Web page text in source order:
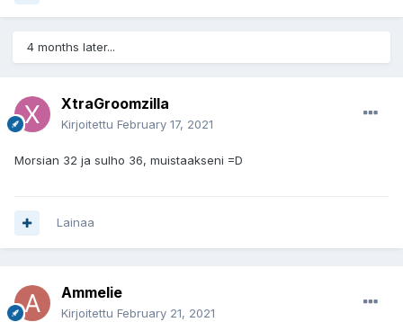
4 months later...
XtraGroomzilla
Kirjoitettu February 17, 2021
Morsian 32 ja sulho 36, muistaakseni =D
Lainaa
Ammelie
Kirjoitettu February 21, 2021